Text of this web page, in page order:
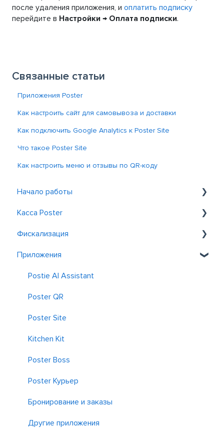
после удаления приложения, и оплатить подписку
перейдите в Настройки → Оплата подписки.
Связанные статьи
Приложения Poster
Как настроить сайт для самовывоза и доставки
Как подключить Google Analytics к Poster Site
Что такое Poster Site
Как настроить меню и отзывы по QR-коду
Начало работы
Знакомство с Poster
Регистрация и вход
Касса Poster
Общие
Обслуживание у столиков
Заказ
Скидки и акции
Отчеты
Фискализация
Фискализация в Казахстане
Фискализация в Узбекистане
Приложения
Postie AI Assistant
Poster QR
Poster Site
Kitchen Kit
Poster Boss
Poster Курьер
Бронирование и заказы
Другие приложения